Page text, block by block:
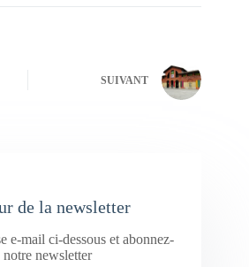
SUIVANT
de la newsletter
e-mail ci-dessous et abonnez-
notre newsletter